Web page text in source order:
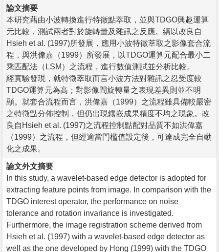
論文摘要
本研究藉由小波轉換進行特徵點萃取，並與TDGO興趣運算
元比較，測試兩者對於旋轉量及雜訊之反應。續以改良自
Hsieh et al. (1997)所發展，應用小波特徵萃取之影像套合流
程，與洪偉嘉（1999）所發展，以TDGO運算元配合最小二
乘匹配法（LSM）之流程，進行數值測試並分析比較。
經實驗發現，就特徵萃取而言小波方法對雜訊之忍受度較
TDGO運算元為高；對影像間旋轉量之表現差異則並不明
顯。就套合流程而言，洪偉嘉（1999）之流程雖具備較嚴密
之特徵點分佈控制，但仍出現鑲嵌成果精度不均之現象。改
良自Hsieh et al. (1997)之流程控制點配對品質不如洪偉嘉
（1999）之流程，但經適當門檻值設定後，可達成完全自動
化之成果。
論文外文摘要
In this study, a wavelet-based edge detector is adopted for
extracting feature points from image. In comparison with the
TDGO interest operator, the performance on noise
tolerance and rotation invariance is investigated.
Furthermore, the image registration scheme derived from
Hsieh et al. (1997) with a wavelet-based edge detector as
well as the one developed by Hong (1999) with the TDGO